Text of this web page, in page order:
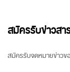
สมัครรับข่าวสา
สมัครรับจดหมายข่าวขอ